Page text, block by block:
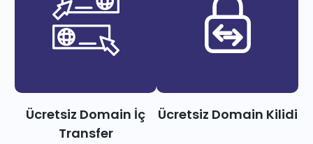
Ücretsiz Domain İç
Transfer
Ücretsiz Domain Kilidi